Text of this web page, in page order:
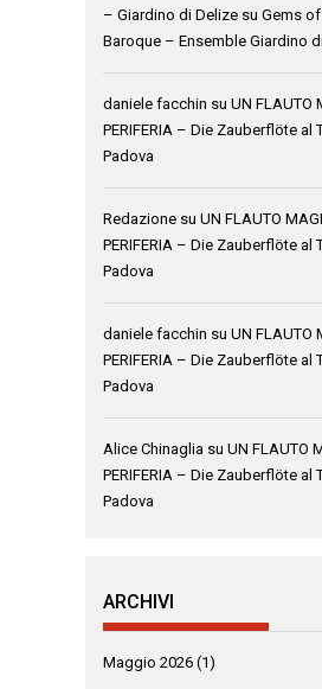
– Giardino di Delize su Gems
Baroque – Ensemble Giardino
daniele facchin su UN FLAUTO
PERIFERIA – Die Zauberflöte al
Padova
Redazione su UN FLAUTO
PERIFERIA – Die Zauberflöte al
Padova
daniele facchin su UN FLAUTO
PERIFERIA – Die Zauberflöte al
Padova
Alice Chinaglia su UN FLAUTO
PERIFERIA – Die Zauberflöte al
Padova
ARCHIVI
Maggio 2026 (1)